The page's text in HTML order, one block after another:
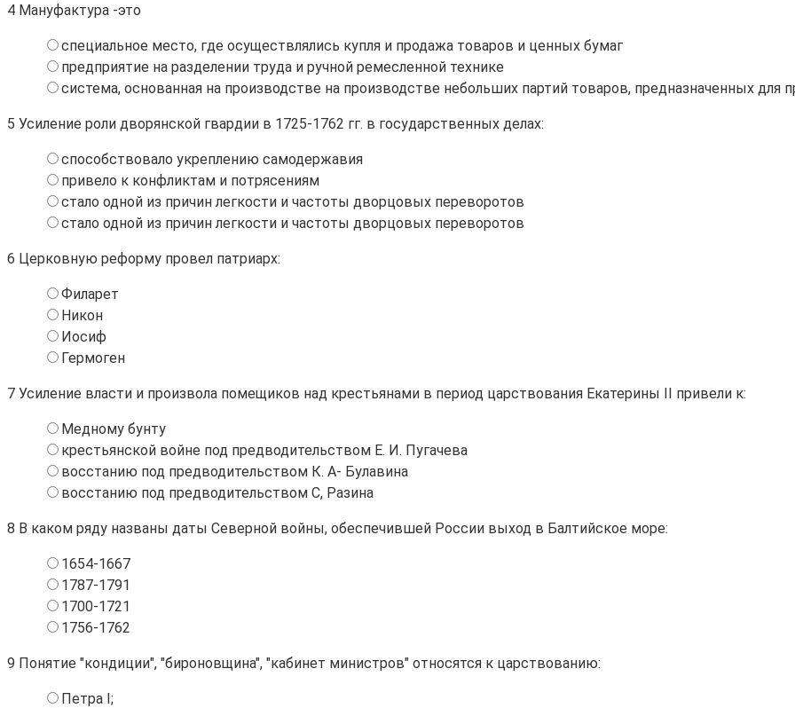
4 Мануфактура -это
специальное место, где осуществлялись купля и продажа товаров и ценных бумаг
предприятие на разделении труда и ручной ремесленной технике
система, основанная на производстве на производстве небольших партий товаров, предназначенных для
5 Усиление роли дворянской гвардии в 1725-1762 гг. в государственных делах:
способствовало укреплению самодержавия
привело к конфликтам и потрясениям
стало одной из причин легкости и частоты дворцовых переворотов
стало одной из причин легкости и частоты дворцовых переворотов
6 Церковную реформу провел патриарх:
Филарет
Никон
Иосиф
Гермоген
7 Усиление власти и произвола помещиков над крестьянами в период царствования Екатерины II привели к:
Медному бунту
крестьянской войне под предводительством Е. И. Пугачева
восстанию под предводительством К. А- Булавина
восстанию под предводительством С, Разина
8 В каком ряду названы даты Северной войны, обеспечившей России выход в Балтийское море:
1654-1667
1787-1791
1700-1721
1756-1762
9 Понятие "кондиции", "бироновщина", "кабинет министров" относятся к царствованию:
Петра I;